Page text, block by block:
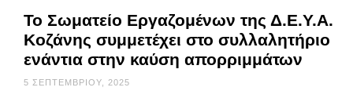
Το Σωματείο Εργαζομένων της Δ.Ε.Υ.Α.
Κοζάνης συμμετέχει στο συλλαλητήριο
ενάντια στην καύση απορριμμάτων
5 ΣΕΠΤΕΜΒΡΊΟΥ, 2025